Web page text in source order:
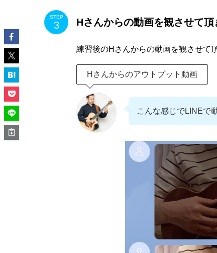
STEP Hさんからの動画を観させて頂
練習後のHさんからの動画を観させて
Hさんからのアウトプット動画
こんな感じでLINEで